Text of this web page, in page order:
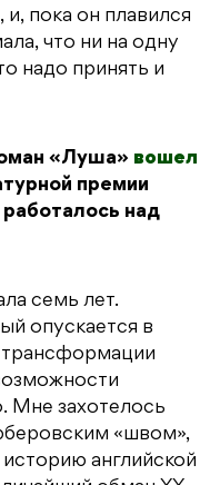
пока он плавился
что ни на одну
надо принять и
«Луша» вошел
премии
над
семь лет.
опускается в
трансформации
Мне захотелось
«швом»,
английской